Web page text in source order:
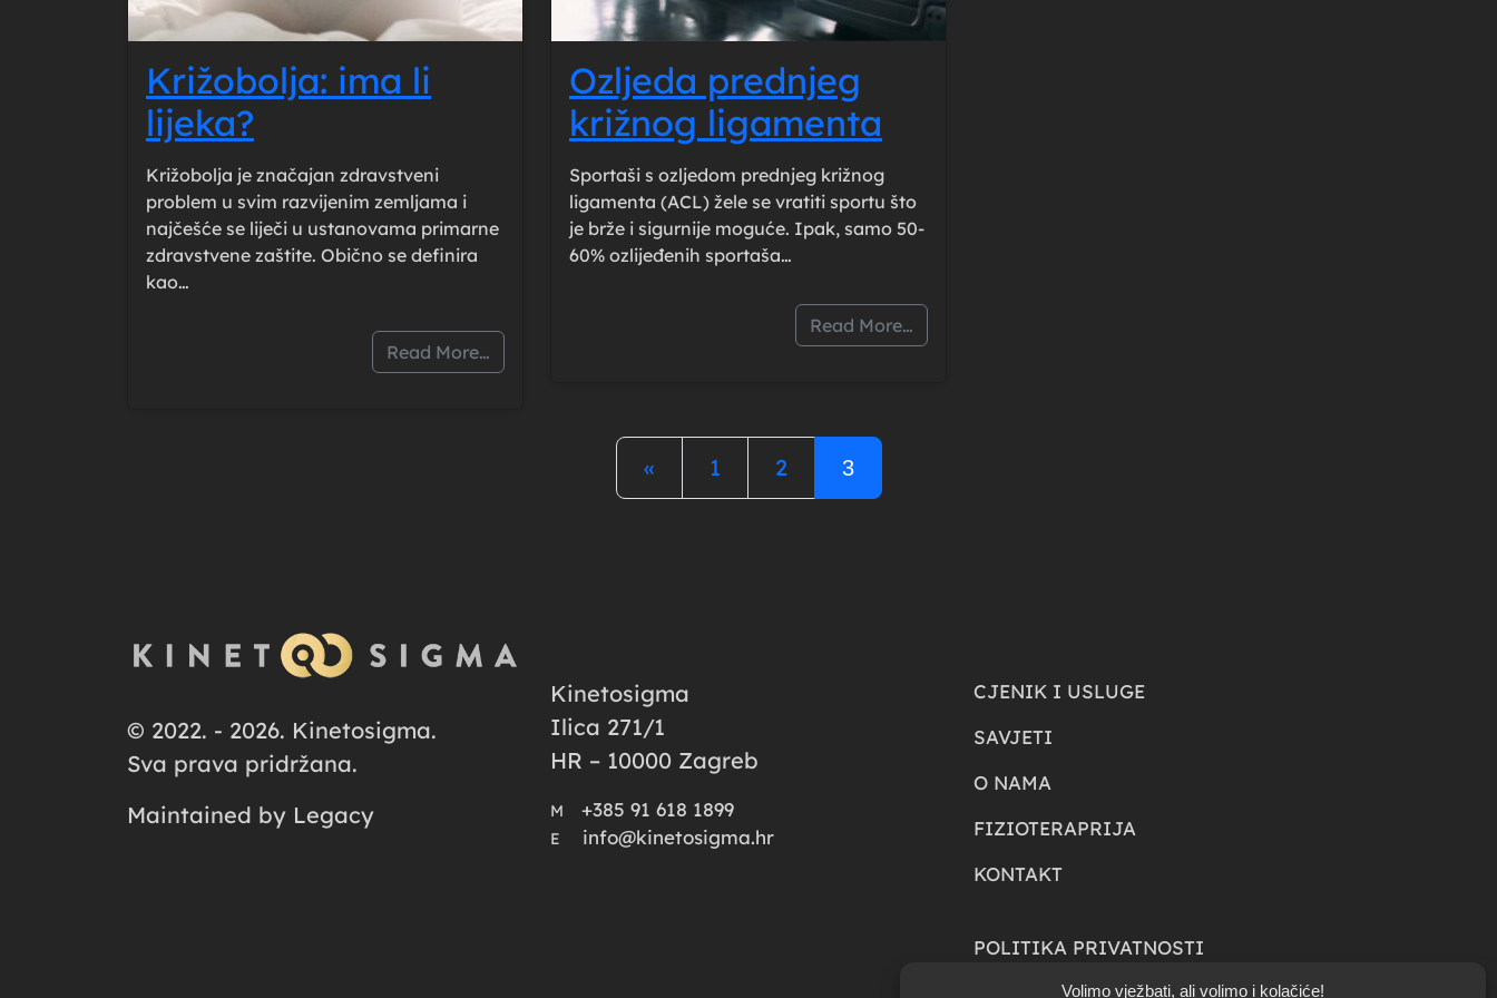
Volimo vježbati, ali volimo i kolačiće!
Križobolja: ima li
lijeka?
Križobolja je značajan zdravstveni
problem u svim razvijenim zemljama i
najčešće se liječi u ustanovama primarne
zdravstvene zaštite. Obično se definira
kao…
Read More…
Ozljeda prednjeg
križnog ligamenta
Sportaši s ozljedom prednjeg križnog
ligamenta (ACL) žele se vratiti sportu što
je brže i sigurnije moguće. Ipak, samo 50-
60% ozlijeđenih sportaša…
Read More…
Posts navigation
« 1 2 3
© 2022. - 2026. Kinetosigma.
Sva prava pridržana.
Maintained by Legacy
Kinetosigma
Ilica 271/1
HR – 10000 Zagreb
M +385 91 618 1899
E info@kinetosigma.hr
CJENIK I USLUGE
SAVJETI
O NAMA
FIZIOTERAPRIJA
KONTAKT
POLITIKA PRIVATNOSTI